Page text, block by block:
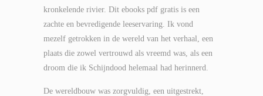
kronkelende rivier. Dit ebooks pdf gratis is een
zachte en bevredigende leeservaring. Ik vond
mezelf getrokken in de wereld van het verhaal, een
plaats die zowel vertrouwd als vreemd was, als een
droom die ik Schijndood helemaal had herinnerd.
De wereldbouw was zorgvuldig, een uitgestrekt,